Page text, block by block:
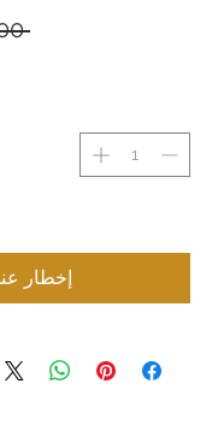
‏29,000 JP¥
إخطار